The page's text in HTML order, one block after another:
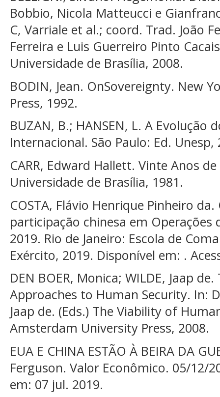
Bobbio, Nicola Matteucci e
C, Varriale et al.; coord. Trad. João
Ferreira e Luis Guerreiro Pinto
Universidade de Brasília, 2008.
BODIN, Jean. OnSovereignty. New
Press, 1992.
BUZAN, B.; HANSEN, L. A Evolução
Internacional. São Paulo: Ed. Unesp,
CARR, Edward Hallett. Vinte Anos
Universidade de Brasília, 1981.
COSTA, Flávio Henrique Pinheiro
participação chinesa em Operações
2019. Rio de Janeiro: Escola de
Exército, 2019. Disponível em: .
DEN BOER, Monica; WILDE, Jaap
Approaches to Human Security. In:
Jaap de. (Eds.) The Viability of
Amsterdam University Press, 2008.
EUA E CHINA ESTÃO À BEIRA DA
Ferguson. Valor Econômico. 05/12/
em: 07 jul. 2019.